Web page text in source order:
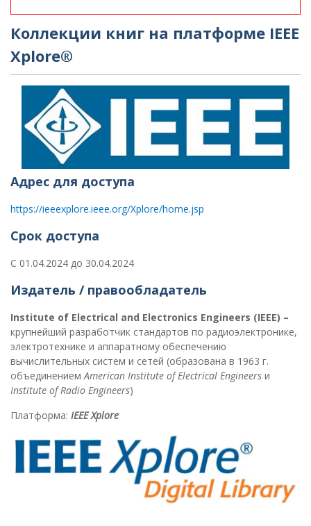
Коллекции книг на платформе IEEE
Xplore®
Адрес для доступа
https://ieeexplore.ieee.org/Xplore/home.jsp
Срок доступа
С 01.04.2024 до 30.04.2024
Издатель / правообладатель
Institute of Electrical and Electronics Engineers (IEEE) –
крупнейший разработчик стандартов по радиоэлектронике,
электротехнике и аппаратному обеспечению
вычислительных систем и сетей (образована в 1963 г.
объединением American Institute ofElectrical Engineers и
Institute ofRadio Engineers)
Платформа: IEEEXplore